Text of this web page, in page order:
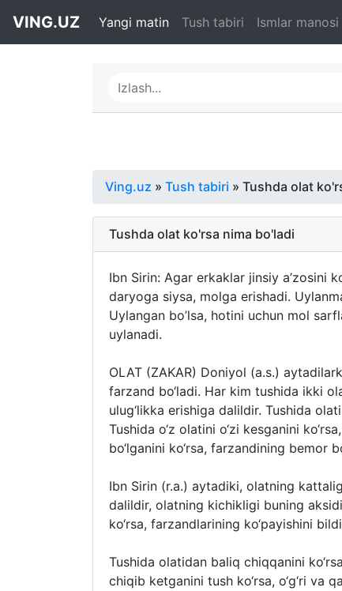
VING.UZ Yangi matin Tush tabiri Ismlar manosi
Ving.uz » Tush tabiri » Tushda olat
Tushda olat ko'rsa nima bo'ladi
Ibn Sirin: Agar erkaklar jinsiy a’zosini
daryoga siysa, molga erishadi.
Uylangan bo’lsa, hotini uchun mol
uylanadi.
OLAT (ZAKAR) Doniyol (a.s.)
farzand bo‘ladi. Har kim tushida ikki
ulug‘likka erishiga dalildir. Tushida
Tushida o‘z olatini o‘zi kesganini
bo‘lganini ko‘rsa, farzandining bemor
Ibn Sirin (r.a.) aytadiki, olatning
dalildir, olatning kichikligi buning
ko‘rsa, farzandlarining ko‘payishini
Tushida olatidan baliq chiqqanini
chiqib ketganini tush ko‘rsa, o‘g‘ri va